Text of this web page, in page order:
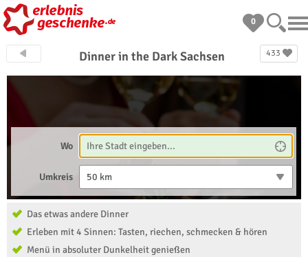
0
433
Dinner in the Dark Sachsen
Wo
Umkreis 50 km
Das etwas andere Dinner
Erleben mit 4 Sinnen: Tasten, riechen, schmecken & hören
Menü in absoluter Dunkelheit genießen